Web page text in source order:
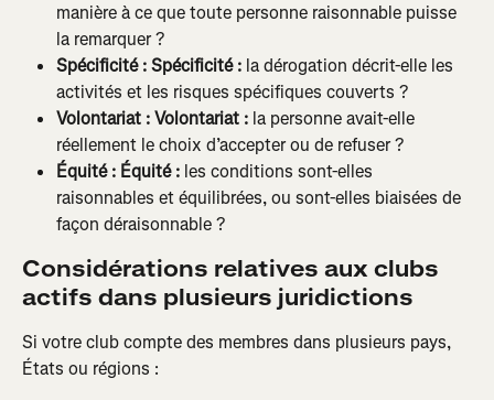
manière à ce que toute personne raisonnable puisse
la remarquer ?
Spécificité :Spécificité : la dérogation décrit-elle les
activités et les risques spécifiques couverts ?
Volontariat :Volontariat : la personne avait-elle
réellement le choix d’accepter ou de refuser ?
Équité : Équité : les conditions sont-elles
raisonnables et équilibrées, ou sont-elles biaisées de
façon déraisonnable ?
Considérations relatives aux clubs
actifs dans plusieurs juridictions
Si votre club compte des membres dans plusieurs pays,
États ou régions :